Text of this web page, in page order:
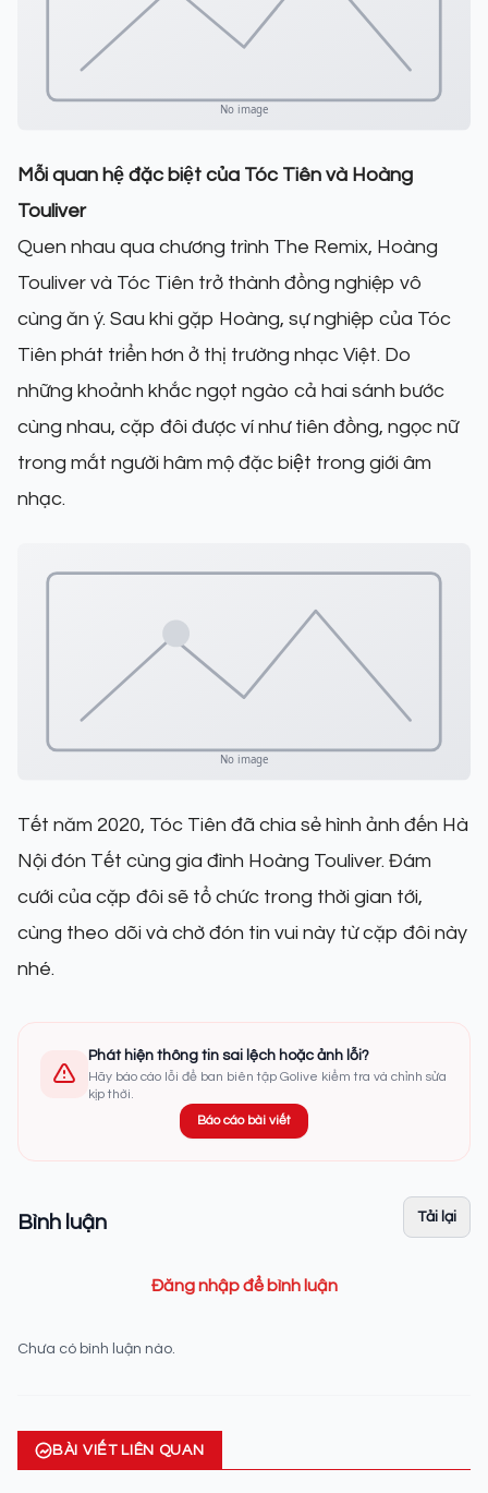
Mỗi quan hệ đặc biệt của Tóc Tiên và Hoàng
Touliver
Quen nhau qua chương trình The Remix, Hoàng
Touliver và Tóc Tiên trở thành đồng nghiệp vô
cùng ăn ý. Sau khi gặp Hoàng, sự nghiệp của Tóc
Tiên phát triển hơn ở thị trường nhạc Việt. Do
những khoảnh khắc ngọt ngào cả hai sánh bước
cùng nhau, cặp đôi được ví như tiên đồng, ngọc nữ
trong mắt người hâm mộ đặc biệt trong giới âm
nhạc.
Tết năm 2020, Tóc Tiên đã chia sẻ hình ảnh đến Hà
Nội đón Tết cùng gia đình Hoàng Touliver. Đám
cưới của cặp đôi sẽ tổ chức trong thời gian tới,
cùng theo dõi và chờ đón tin vui này từ cặp đôi này
nhé.
Phát hiện thông tin sai lệch hoặc ảnh lỗi?
Hãy báo cáo lỗi để ban biên tập Golive kiểm tra và chỉnh sửa
kịp thời.
Báo cáo bài viết
Bình luận Tải lại
Đăng nhập để bình luận
Chưa có bình luận nào.
BÀI VIẾT LIÊN QUAN